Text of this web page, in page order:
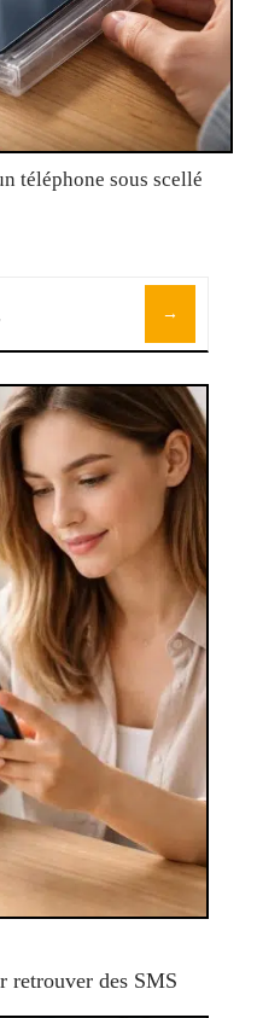
téléphone sous scellé
retrouver des SMS